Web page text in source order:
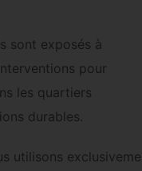
sont exposés à
pour
les quartiers
durables.
utilisons